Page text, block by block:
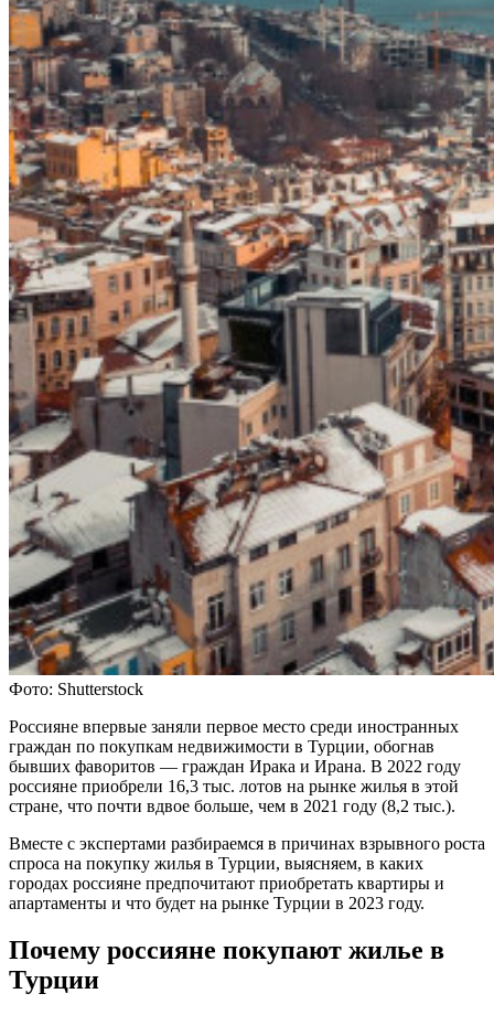
Фото: Shutterstock
Россияне впервые заняли первое место среди иностранных
граждан по покупкам недвижимости в Турции, обогнав
бывших фаворитов — граждан Ирака и Ирана. В 2022 году
россияне приобрели 16,3 тыс. лотов на рынке жилья в этой
стране, что почти вдвое больше, чем в 2021 году (8,2 тыс.).
Вместе с экспертами разбираемся в причинах взрывного роста
спроса на покупку жилья в Турции, выясняем, в каких
городах россияне предпочитают приобретать квартиры и
апартаменты и что будет на рынке Турции в 2023 году.
Почему россияне покупают жилье в
Турции